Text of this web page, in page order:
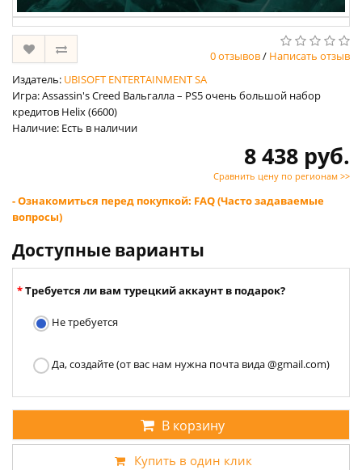
0 отзывов/ Написать отзыв
Издатель: UBISOFT ENTERTAINMENT SA
Игра: Assassin's Creed Вальгалла – PS5 очень большой набор
кредитов Helix (6600)
Наличие: Есть в наличии
8 438 руб.
Сравнить цену по регионам >>
- Ознакомиться перед покупкой: FAQ (Часто задаваемые
вопросы)
Доступные варианты
Требуется ли вам турецкий аккаунт в подарок?
Не требуется
Да, создайте (от вас нам нужна почта вида @gmail.com)
В корзину
Купить в один клик